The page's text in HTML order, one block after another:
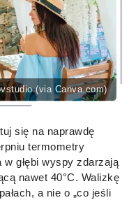
(via Canva.com)
się na naprawdę
termometry
w głębi wyspy zdarzają
nawet 40°C. Walizkę
a nie o „co jeśli